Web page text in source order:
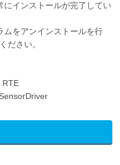
にインストールが完了してい
ムをアンインストールを行
ださい。
RTE